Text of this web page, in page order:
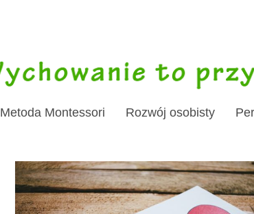
Metoda Montessori Rozwój osobisty